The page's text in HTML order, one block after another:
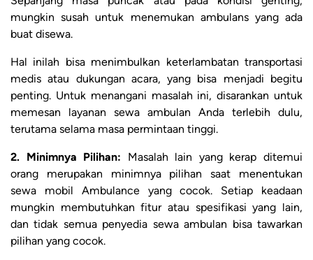
mungkin susah untuk menemukan ambulans yang ada
buat disewa.
Hal inilah bisa menimbulkan keterlambatan transportasi
medis atau dukungan acara, yang bisa menjadi begitu
penting. Untuk menangani masalah ini, disarankan untuk
memesan layanan sewa ambulan Anda terlebih dulu,
terutama selama masa permintaan tinggi.
2. Minimnya Pilihan: Masalah lain yang kerap ditemui
orang merupakan minimnya pilihan saat menentukan
sewa mobil Ambulance yang cocok. Setiap keadaan
mungkin membutuhkan fitur atau spesifikasi yang lain,
dan tidak semua penyedia sewa ambulan bisa tawarkan
pilihan yang cocok.